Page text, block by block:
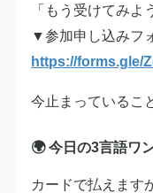
「もう受けてみよ
▼参加申し込みフ
https://forms.gle/
今止まっているこ
🌍 今日の3言語ワ
カードで払えます